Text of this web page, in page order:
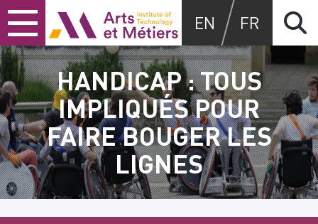
Skip
to
content
Skip
to
main
menu
Skip
to
search
Arts et Métiers School
EN FR
HANDICAP : TOUS
IMPLIQUÉS POUR
FAIRE BOUGER LES
LIGNES